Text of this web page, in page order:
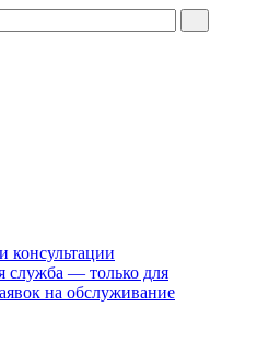
консультации
служба — только для
на обслуживание